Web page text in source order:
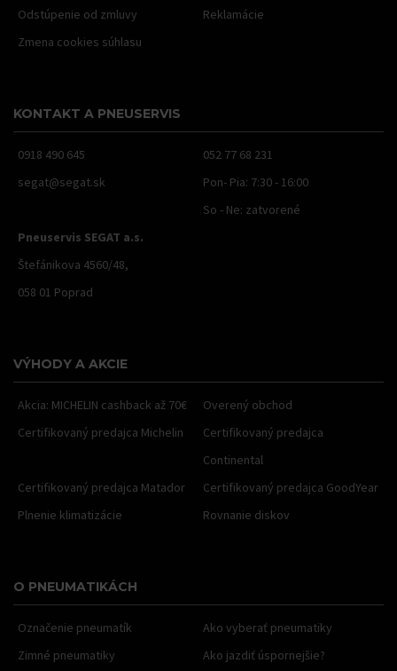
Odstúpenie od zmluvy
Reklamácie
Zmena cookies súhlasu
KONTAKT A PNEUSERVIS
0918 490 645
052 77 68 231
segat@segat.sk
Pon- Pia: 7:30 - 16:00
So - Ne: zatvorené
Pneuservis SEGAT a.s.
Štefánikova 4560/48,
058 01 Poprad
VÝHODY A AKCIE
Akcia: MICHELIN cashback až 70€
Overený obchod
Certifikovaný predajca Michelin
Certifikovaný predajca
Continental
Certifikovaný predajca Matador
Certifikovaný predajca GoodYear
Plnenie klimatizácie
Rovnanie diskov
O PNEUMATIKÁCH
Označenie pneumatík
Ako vyberať pneumatiky
Zimné pneumatiky
Ako jazdiť úspornejšie?